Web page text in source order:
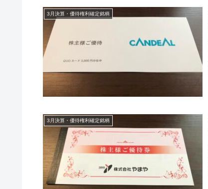
3月決算・優待権利確定銘柄
3月決算・優待権利確定銘柄